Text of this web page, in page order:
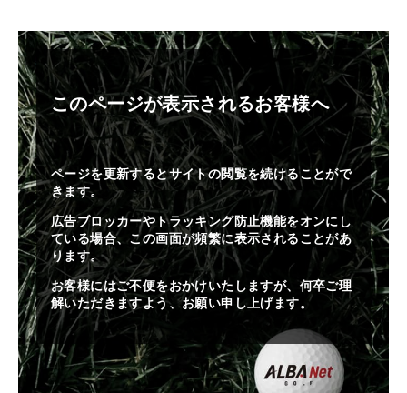
このページが表示されるお客様へ
ページを更新するとサイトの閲覧を続けることがで
きます。
広告ブロッカーやトラッキング防止機能をオンにし
ている場合、この画面が頻繁に表示されることがあ
ります。
お客様にはご不便をおかけいたしますが、何卒ご理
解いただきますよう、お願い申し上げます。